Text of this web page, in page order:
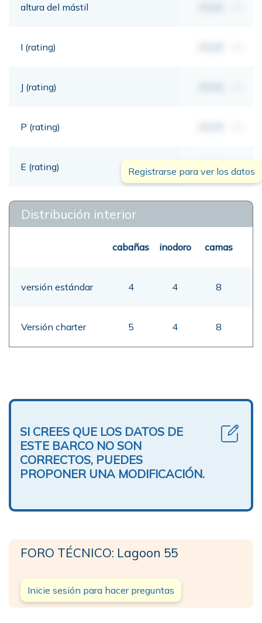
altura del mástil
I (rating)
J (rating)
P (rating)
E (rating) 00,00 mt
Registrarse para ver los datos
Distribución interior
cabañas inodoro camas
versión estándar 4 4 8
Versión charter 5 4 8
SI CREES QUE LOS DATOS DE
ESTE BARCO NO SON
CORRECTOS, PUEDES
PROPONER UNA MODIFICACIÓN.
FORO TÉCNICO: Lagoon 55
Inicie sesión para hacer preguntas